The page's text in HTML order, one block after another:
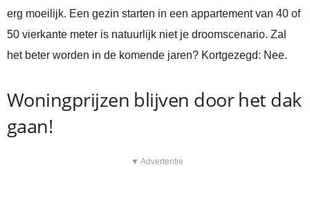
erg moeilijk. Een gezin starten in een appartement van 40 of
50 vierkante meter is natuurlijk niet je droomscenario. Zal
het beter worden in de komende jaren? Kortgezegd: Nee.
Woningprijzen blijven door het dak
gaan!
▼ Advertentie